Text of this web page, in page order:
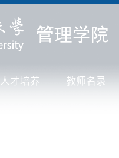
人才培养 教师名录